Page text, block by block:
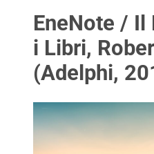
EneNote / Il
i Libri,
(Adelphi,